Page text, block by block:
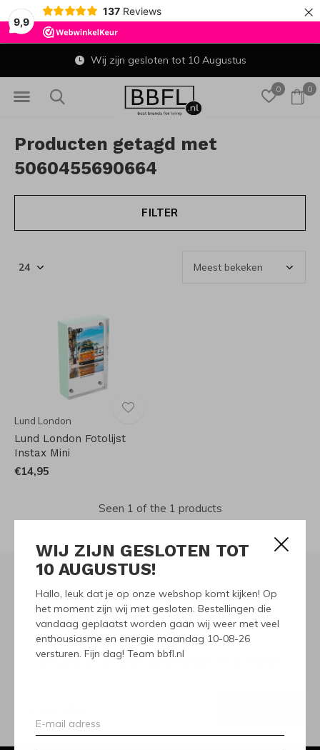
9,9
137 Reviews ×
WIJ ZIJN GESLOTEN TOT
10 AUGUSTUS!
Hallo, leuk dat je op onze webshop komt kijken! Op
het moment zijn wij met gesloten. Bestellingen die
vandaag geplaatst worden gaan wij weer met veel
enthousiasme en energie maandag 10-08-26
versturen. Fijn dag! Team bbfl.nl
0 0
Wij zijn gesloten tot 10 Augustus
Producten getagd met
5060455690664
FILTER
Lund London
Lund London Fotolijst
Instax Mini
€14,95
Seen 1 of the 1 products
Meld je aan voor onze
nieuwsbrief
Ontvang de nieuwste aanbiedingen en promoties